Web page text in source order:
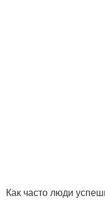
Как часто люди